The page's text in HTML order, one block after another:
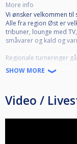
More info
Vi ønsker velkommen
Alle fra region Øst er
tribuner, lounge med
småvarer og kald og
Regionale turneringer
ettermiddag/kveld, men
med sluttspill på
Parkering: Hverdager
Hverdager før 16:00
SHOW MORE
Video /